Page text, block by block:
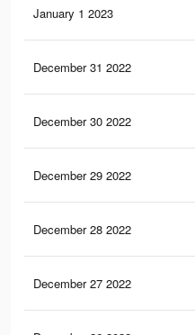
January 1 2023
December 31 2022
December 30 2022
December 29 2022
December 28 2022
December 27 2022